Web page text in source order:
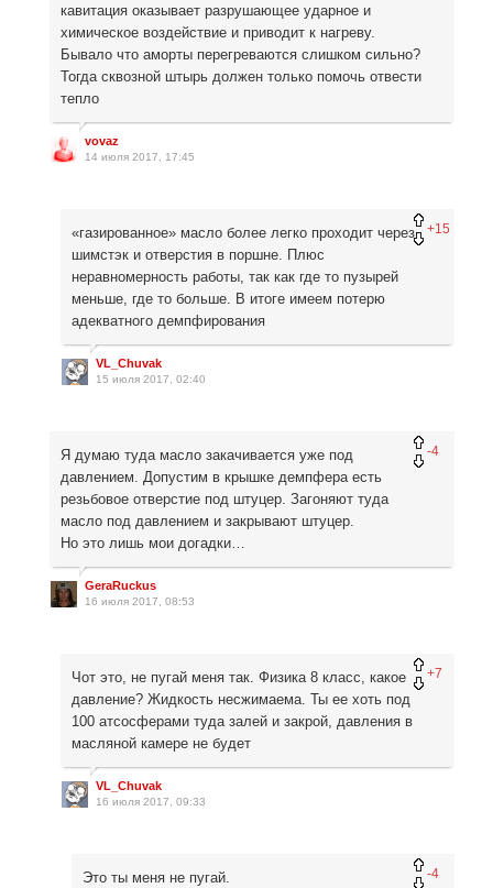
кавитация оказывает разрушающее ударное и
химическое воздействие и приводит к нагреву.
Бывало что аморты перегреваются слишком сильно?
Тогда сквозной штырь должен только помочь отвести
тепло
vovaz
14 июля 2017, 17:45
+15
«газированное» масло более легко проходит через
шимстэк и отверстия в поршне. Плюс
неравномерность работы, так как где то пузырей
меньше, где то больше. В итоге имеем потерю
адекватного демпфирования
VL_Chuvak
15 июля 2017, 02:40
-4
Я думаю туда масло закачивается уже под
давлением. Допустим в крышке демпфера есть
резьбовое отверстие под штуцер. Загоняют туда
масло под давлением и закрывают штуцер.
Но это лишь мои догадки…
GeraRuckus
16 июля 2017, 08:53
+7
Чот это, не пугай меня так. Физика 8 класс, какое
давление? Жидкость несжимаема. Ты ее хоть под
100 атсосферами туда залей и закрой, давления в
масляной камере не будет
VL_Chuvak
16 июля 2017, 09:33
-4
Это ты меня не пугай.